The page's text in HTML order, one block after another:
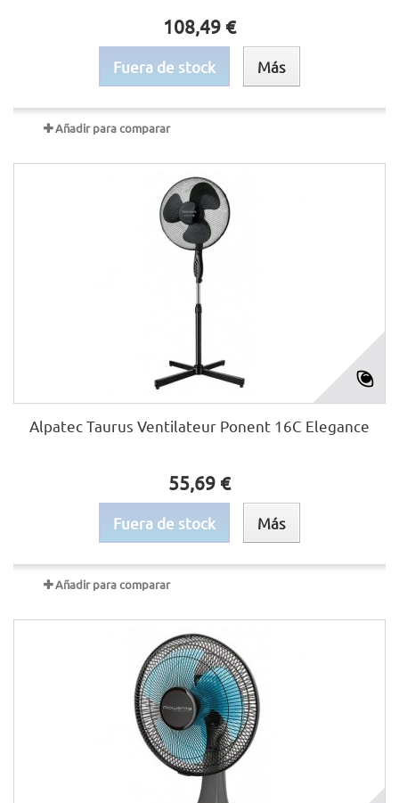
108,49 €
Fuera de stock Más
Añadir para comparar
Alpatec Taurus Ventilateur Ponent 16C Elegance
55,69 €
Fuera de stock Más
Añadir para comparar